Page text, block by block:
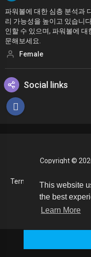
This website
the best
Learn More
파워볼에 대한 심층 분석과
리 가능성을 높이고 있습니
인할 수 있으며, 파워볼에
문해보세요.
Female
Social links
Copyright ©
Terms of use Privacy